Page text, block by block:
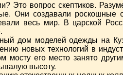
Это вопрос скептиков.
Они создавали
весь мир. В царской
дом моделей одежды на
новых технологий в
его место занято
высоту.